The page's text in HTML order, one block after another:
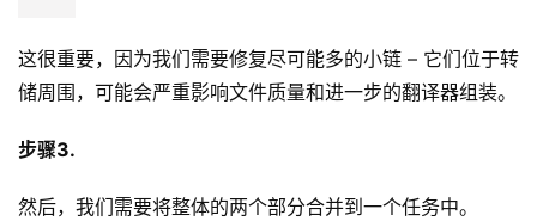
这很重要，因为我们需要修复尽可能多的小链 – 它们位于转
储周围，可能会严重影响文件质量和进一步的翻译器组装。
步骤3.
然后，我们需要将整体的两个部分合并到一个任务中。